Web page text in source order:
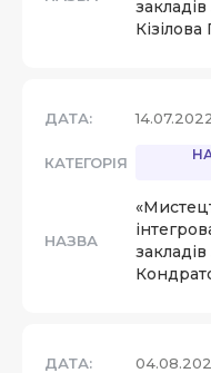
ДАТА: 14.07.2022
КАТЕГОРІЯ
НАЗВА
ДАТА: